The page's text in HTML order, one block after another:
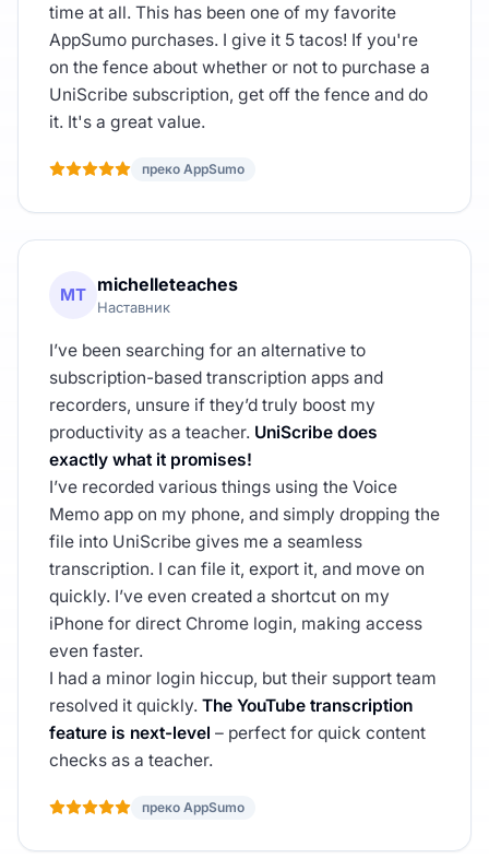
time at all. This has been one of my favorite
AppSumo purchases. I give it 5 tacos! If you're
on the fence about whether or not to purchase a
UniScribe subscription, get off the fence and do
it. It's a great value.
преко AppSumo
MT michelleteaches
Наставник
I’ve been searching for an alternative to
subscription-based transcription apps and
recorders, unsure if they’d truly boost my
productivity as a teacher. UniScribe does
exactly what it promises!
I’ve recorded various things using the Voice
Memo app on my phone, and simply dropping the
file into UniScribe gives me a seamless
transcription. I can file it, export it, and move on
quickly. I’ve even created a shortcut on my
iPhone for direct Chrome login, making access
even faster.
I had a minor login hiccup, but their support team
resolved it quickly. The YouTube transcription
feature is next-level – perfect for quick content
checks as a teacher.
преко AppSumo